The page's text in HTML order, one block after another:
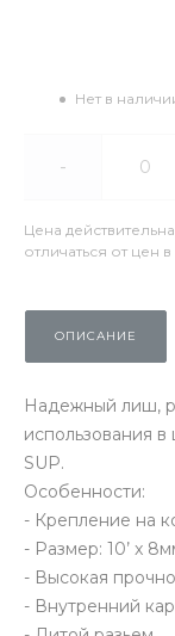
Нет в
-
Цена
отличаться от цен
ОПИСАНИЕ
Надежный лиш,
использования
SUP.
Особенности:
- Крепление на
- Размер: 10’ x
- Высокая
- Внутренний